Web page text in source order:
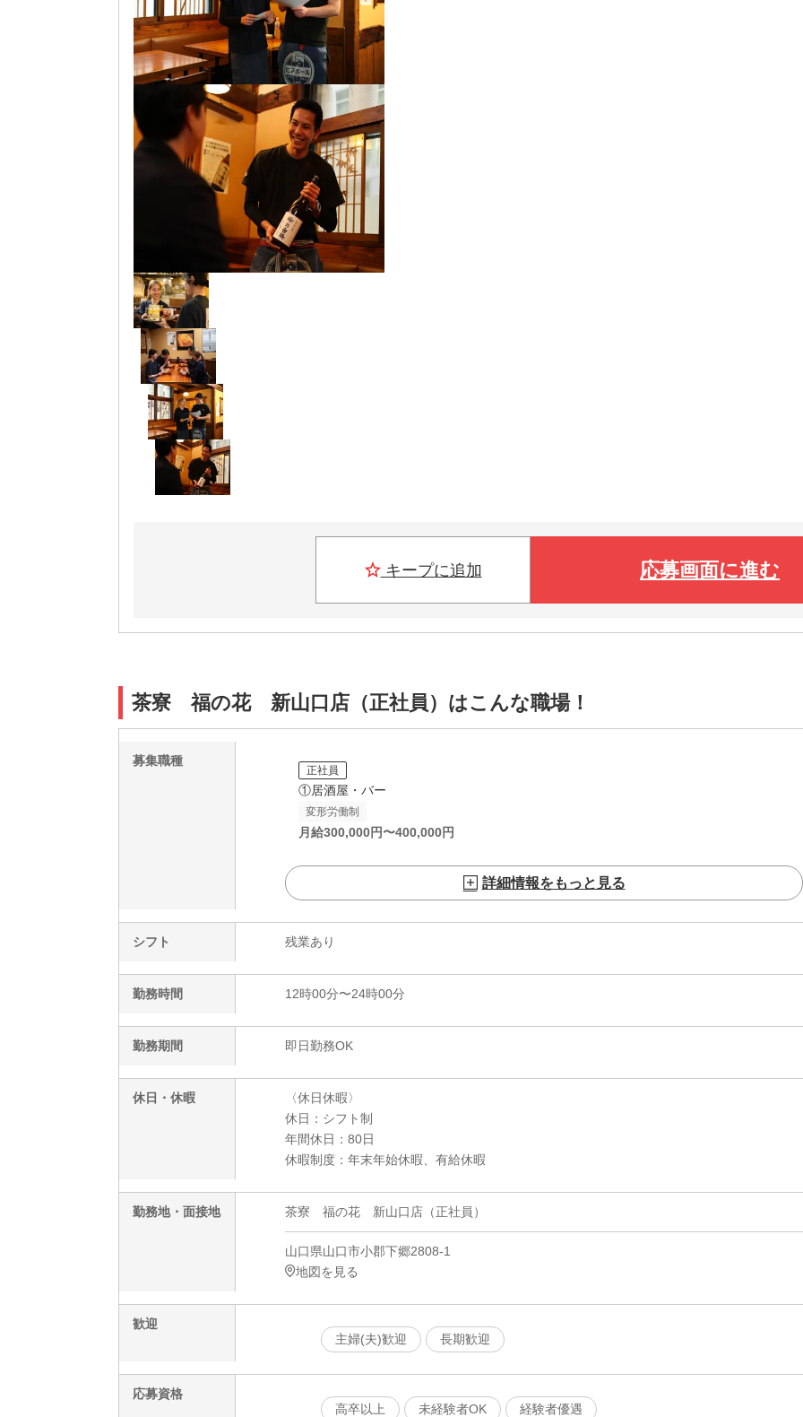
キープに追加 応募画面に進む
茶寮 福の花 新山口店（正社員）はこんな職場！
募集職種
正社員
①居酒屋・バー
変形労働制
月給300,000円〜400,000円
詳細情報をもっと見る
シフト 残業あり
勤務時間 12時00分〜24時00分
勤務期間 即日勤務OK
休日・休暇
〈休日休暇〉
休日：シフト制
年間休日：80日
休暇制度：年末年始休暇、有給休暇
勤務地・面接地 茶寮 福の花 新山口店（正社員）
山口県山口市小郡下郷2808-1
地図を見る
歓迎
主婦(夫)歓迎
長期歓迎
応募資格
高卒以上
未経験者OK 経験者優遇